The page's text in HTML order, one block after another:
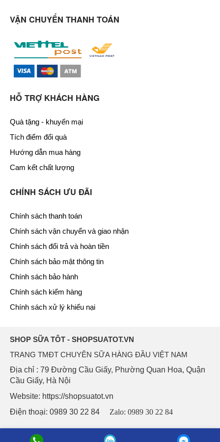
VẬN CHUYỂN THANH TOÁN
HỖ TRỢ KHÁCH HÀNG
Quà tặng - khuyến mại
Tích điểm đổi quà
Hướng dẫn mua hàng
Cam kết chất lượng
CHÍNH SÁCH ƯU ĐÃI
Chính sách thanh toán
Chính sách vận chuyển và giao nhận
Chính sách đổi trả và hoàn tiền
Chính sách bảo mật thông tin
Chính sách bảo hành
Chính sách kiểm hàng
Chính sách xử lý khiếu nại
SHOP SỮA TÔT - SHOPSUATOT.VN
TRANG TMĐT CHUYÊN SỮA HÀNG ĐẦU VIỆT NAM
Địa chỉ : 79 Đường Cầu Giấy, Phường Quan Hoa, Quận
Cầu Giấy, Hà Nội
Website: https://shopsuatot.vn
Điện thoại: 0989 30 22 84
Zalo: 0989 30 22 84